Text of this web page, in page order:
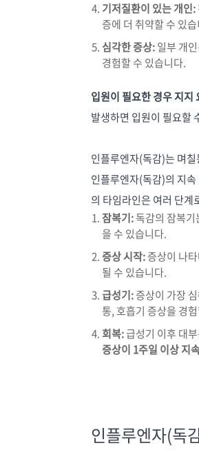
기저질환이 있는 개인:
증에 더 취약할 수 있
심각한 증상:일부 개
경험할 수 있습니다.
입원이 필요한 경우 지지
발생하면 입원이 필요할
인플루엔자(독감)는 며
인플루엔자(독감)의 지
의 타임라인은 여러 단계
잠복기:독감의 잠복
을 수 있습니다.
증상 시작:증상이 나
될 수 있습니다.
급성기:증상이 가장
통, 호흡기 증상을 경
회복:급성기 이후 대
증상이 1주일 이상 지
인플루엔자(독